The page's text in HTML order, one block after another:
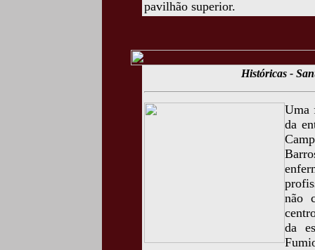
pavilhão superior.
Históricas -
Uma
da
não
da